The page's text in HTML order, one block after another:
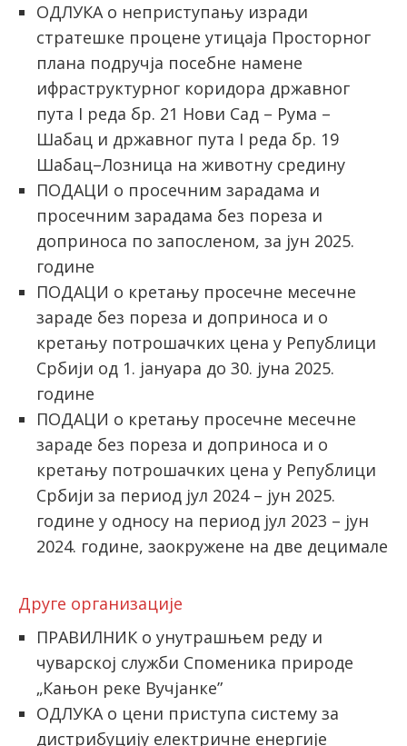
OДЛУКА о неприступању изради
стратешке процене утицаја Просторног
плана подручја посебне намене
ифраструктурног коридора државног
пута I реда бр. 21 Нови Сад – Рума –
Шабац и државног пута I реда бр. 19
Шабац–Лозница на животну средину
ПОДАЦИ о просечним зарадама и
просечним зарадама без пореза и
доприноса по запосленом, за јун 2025.
године
ПОДАЦИ о кретању просечне месечне
зараде без пореза и доприноса и о
кретању потрошачких цена у Републици
Србији од 1. јануара до 30. јуна 2025.
године
ПОДАЦИ o кретању просечне месечне
зараде без пореза и доприноса и о
кретању потрошачких цена у Републици
Србији за период јул 2024 – јун 2025.
године у односу на период јул 2023 – јун
2024. године, заокружене на две децимале
Друге организације
ПРАВИЛНИК о унутрашњем реду и
чуварској служби Споменика природе
„Кањон реке Вучјанке”
ОДЛУКА о цени приступа систему за
дистрибуцију електричне енергије